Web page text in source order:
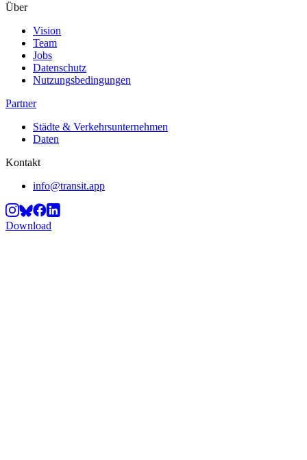
Über
Vision
Team
Jobs
Datenschutz
Nutzungsbedingungen
Partner
Städte & Verkehrsunternehmen
Daten
Kontakt
info@transit.app
Download